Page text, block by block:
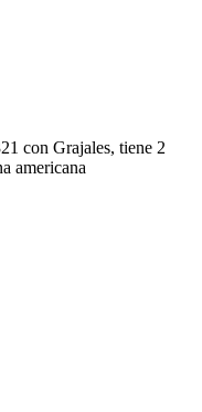
con Grajales, tiene 2
americana